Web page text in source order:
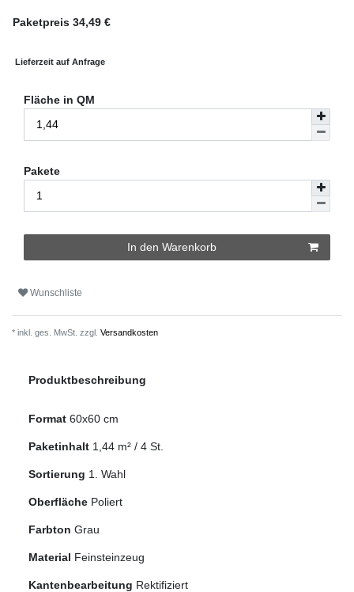
Paketpreis 34,49 €
Lieferzeit auf Anfrage
Fläche in QM
Pakete
In den Warenkorb
Wunschliste
* inkl. ges. MwSt. zzgl. Versandkosten
Produktbeschreibung
Format 60x60 cm
Paketinhalt 1,44 m² / 4 St.
Sortierung 1. Wahl
Oberfläche Poliert
Farbton Grau
Material Feinsteinzeug
Kantenbearbeitung Rektifiziert